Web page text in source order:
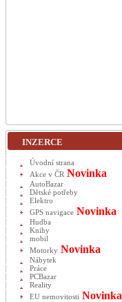
INZERCE
Úvodní strana
Akce v ČR Novinka
AutoBazar
Dětské potřeby
Elektro
GPS navigace Novinka
Hudba
Knihy
mobil
Motorky Novinka
Nábytek
Práce
PCBazar
Reality
EU nemovitosti Novinka